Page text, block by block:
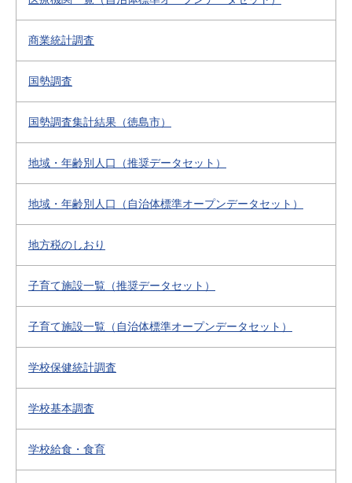
商業統計調査
国勢調査
国勢調査集計結果（徳島市）
地域・年齢別人口（推奨データセット）
地域・年齢別人口（自治体標準オープンデータセット）
地方税のしおり
子育て施設一覧（推奨データセット）
子育て施設一覧（自治体標準オープンデータセット）
学校保健統計調査
学校基本調査
学校給食・食育